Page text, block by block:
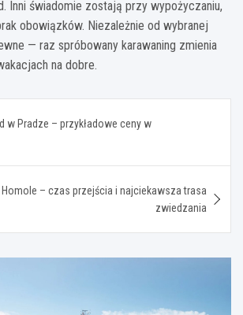
Inni świadomie zostają przy wypożyczaniu,
obowiązków. Niezależnie od wybranej
— raz spróbowany karawaning zmienia
na dobre.
w Pradze – przykładowe ceny w
– czas przejścia i najciekawsza trasa
zwiedzania